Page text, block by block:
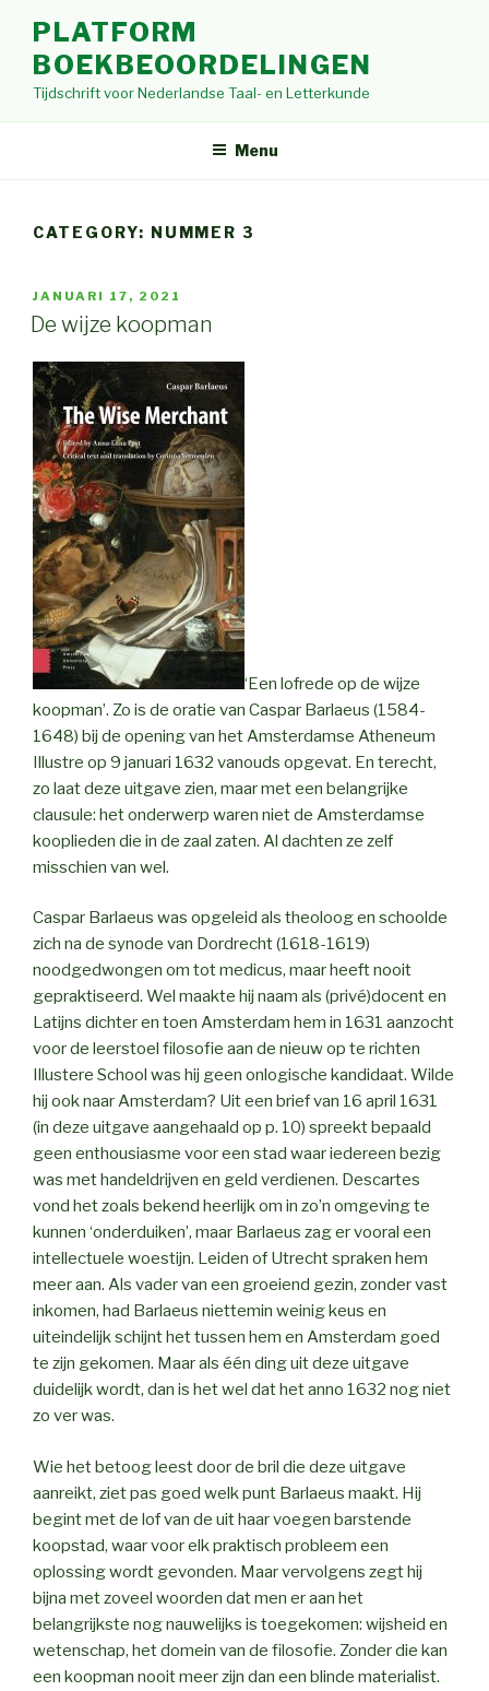
content
PLATFORM
BOEKBEOORDELINGEN
Tijdschrift voor Nederlandse Taal- en Letterkunde
Menu
CATEGORY: NUMMER 3
POSTED
ON
JANUARI 17, 2021
De wijze koopman
‘Een lofrede op de wijze
koopman’. Zo is de oratie van Caspar Barlaeus (1584-
1648) bij de opening van het Amsterdamse Atheneum
Illustre op 9 januari 1632 vanouds opgevat. En terecht,
zo laat deze uitgave zien, maar met een belangrijke
clausule: het onderwerp waren niet de Amsterdamse
kooplieden die in de zaal zaten. Al dachten ze zelf
misschien van wel.
Caspar Barlaeus was opgeleid als theoloog en schoolde
zich na de synode van Dordrecht (1618-1619)
noodgedwongen om tot medicus, maar heeft nooit
gepraktiseerd. Wel maakte hij naam als (privé)docent en
Latijns dichter en toen Amsterdam hem in 1631 aanzocht
voor de leerstoel filosofie aan de nieuw op te richten
Illustere School was hij geen onlogische kandidaat. Wilde
hij ook naar Amsterdam? Uit een brief van 16 april 1631
(in deze uitgave aangehaald op p. 10) spreekt bepaald
geen enthousiasme voor een stad waar iedereen bezig
was met handeldrijven en geld verdienen. Descartes
vond het zoals bekend heerlijk om in zo’n omgeving te
kunnen ‘onderduiken’, maar Barlaeus zag er vooral een
intellectuele woestijn. Leiden of Utrecht spraken hem
meer aan. Als vader van een groeiend gezin, zonder vast
inkomen, had Barlaeus niettemin weinig keus en
uiteindelijk schijnt het tussen hem en Amsterdam goed
te zijn gekomen. Maar als één ding uit deze uitgave
duidelijk wordt, dan is het wel dat het anno 1632 nog niet
zo ver was.
Wie het betoog leest door de bril die deze uitgave
aanreikt, ziet pas goed welk punt Barlaeus maakt. Hij
begint met de lof van de uit haar voegen barstende
koopstad, waar voor elk praktisch probleem een
oplossing wordt gevonden. Maar vervolgens zegt hij
bijna met zoveel woorden dat men er aan het
belangrijkste nog nauwelijks is toegekomen: wijsheid en
wetenschap, het domein van de filosofie. Zonder die kan
een koopman nooit meer zijn dan een blinde materialist.